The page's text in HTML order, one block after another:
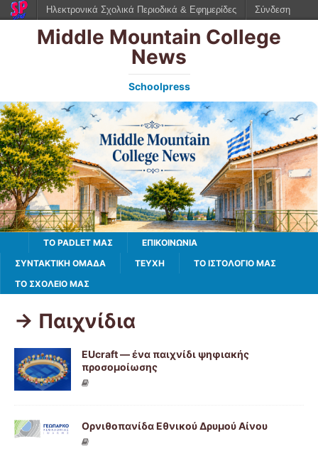
Middle Mountain College
News
Schoolpress
TO PADLET ΜΑΣ
ΕΠΙΚΟΙΝΩΝΙΑ
ΣΥΝΤΑΚΤΙΚΗ ΟΜΑΔΑ
ΤΕΥΧΗ
ΤΟ ΙΣΤΟΛΌΓΙΌ ΜΑΣ
ΤΟ ΣΧΟΛΕΙΟ ΜΑΣ
-> Παιχνίδια
EUcraft — ένα παιχνίδι ψηφιακής
προσομοίωσης
Ορνιθοπανίδα Εθνικού Δρυμού Αίνου
Ηλεκτρονικά Σχολικά Περιοδικά & Εφημερίδες Σύνδεση